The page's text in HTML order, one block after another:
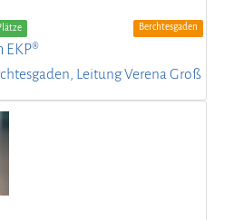
Berchtesgaden
Leitung Verena Groß